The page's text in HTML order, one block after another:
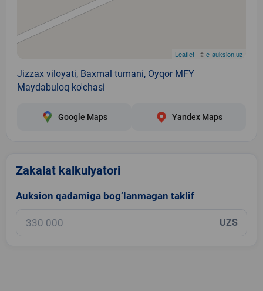
Leaflet | ©e-auksion.uz
Jizzax viloyati, Baxmal tumani, Oyqor MFY
Maydabuloq ko'chasi
Google Maps Yandex Maps
Zakalat kalkulyatori
Auksion qadamiga bog‘lanmagan taklif
UZS